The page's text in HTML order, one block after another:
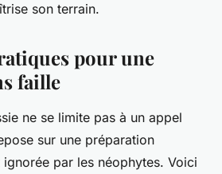
son terrain.
pour une
faille
ne se limite pas à un appel
sur une préparation
par les néophytes. Voici